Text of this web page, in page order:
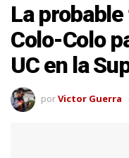
La
Colo-Colo
UC en la
porVictor Guerra